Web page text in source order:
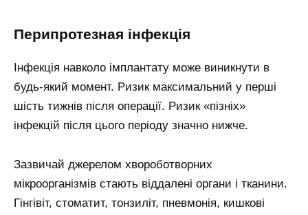
Перипротезная інфекція
Інфекція навколо імплантату може виникнути в
будь-який момент. Ризик максимальний у перші
шість тижнів після операції. Ризик «пізніх»
інфекцій після цього періоду значно нижче.
Зазвичай джерелом хвороботворних
мікроорганізмів стають віддалені органи і тканини.
Гінгівіт, стоматит, тонзиліт, пневмонія, кишкові